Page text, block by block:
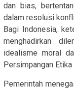
dan bias,
dalam resolusi
Bagi Indonesia,
menghadirkan
idealisme moral
Persimpangan
Pemerintah